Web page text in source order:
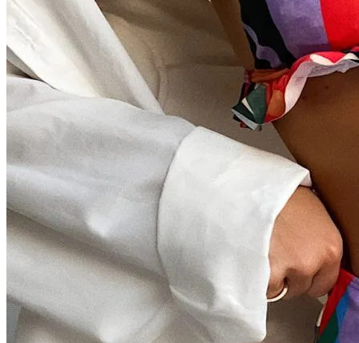
Раскрась Свой Год: Какой Цвет
Принесет Тебе Успех В 2026 Году По
Знаку Зодиака
Тайна Происхождения Жизни Скоро
Будет Разгадана
Сергей Марков — О Тайном Цифровом
Суде И Угрозах Искусственного
Интеллекта